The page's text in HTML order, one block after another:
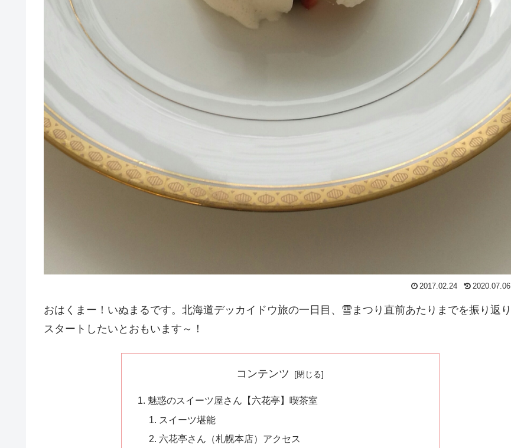
2017.02.24 2020.07.06
おはくまー！いぬまるです。北海道デッカイドウ旅の一日目、雪まつり直前あたりまでを振り返り
スタートしたいとおもいます～！
コンテンツ
魅惑のスイーツ屋さん【六花亭】喫茶室
スイーツ堪能
六花亭さん（札幌本店）アクセス